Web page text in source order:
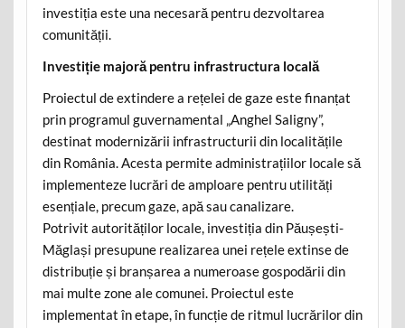
investiția este una necesară pentru dezvoltarea
comunității.
Investiție majoră pentru infrastructura locală
Proiectul de extindere a rețelei de gaze este finanțat
prin programul guvernamental „Anghel Saligny”,
destinat modernizării infrastructurii din localitățile
din România. Acesta permite administrațiilor locale să
implementeze lucrări de amploare pentru utilități
esențiale, precum gaze, apă sau canalizare.
Potrivit autorităților locale, investiția din Păușești-
Măglași presupune realizarea unei rețele extinse de
distribuție și branșarea a numeroase gospodării din
mai multe zone ale comunei. Proiectul este
implementat în etape, în funcție de ritmul lucrărilor din